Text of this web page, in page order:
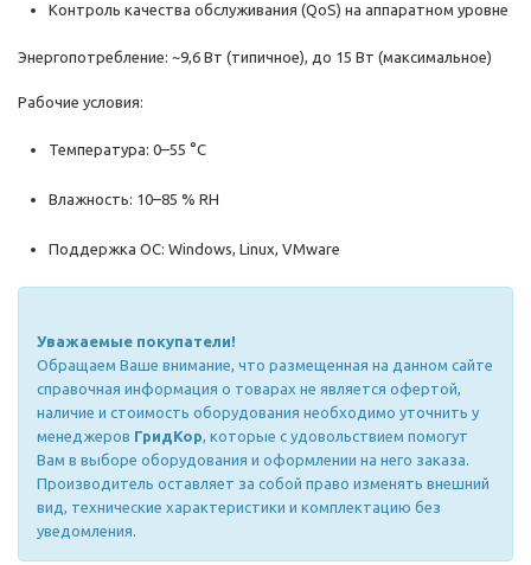
Контроль качества обслуживания (QoS) на аппаратном уровне
Энергопотребление: ~9,6 Вт (типичное), до 15 Вт (максимальное)
Рабочие условия:
Температура: 0–55 °C
Влажность: 10–85 % RH
Поддержка ОС: Windows, Linux, VMware
Уважаемые покупатели!
Обращаем Ваше внимание, что размещенная на данном сайте
справочная информация о товарах не является офертой,
наличие и стоимость оборудования необходимо уточнить у
менеджеров ГридКор, которые с удовольствием помогут
Вам в выборе оборудования и оформлении на него заказа.
Производитель оставляет за собой право изменять внешний
вид, технические характеристики и комплектацию без
уведомления.